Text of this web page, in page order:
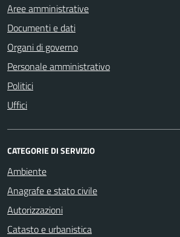
Aree amministrative
Documenti e dati
Organi di governo
Personale amministrativo
Politici
Uffici
CATEGORIE DI SERVIZIO
Ambiente
Anagrafe e stato civile
Autorizzazioni
Catasto e urbanistica